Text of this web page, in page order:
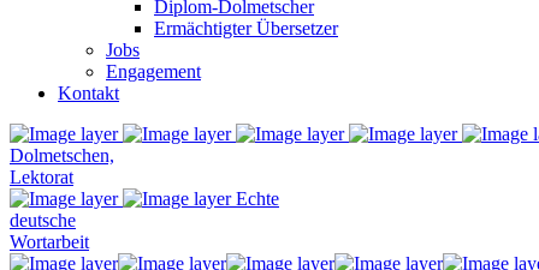
Diplom-Dolmetscher
Ermächtigter Übersetzer
Jobs
Engagement
Kontakt
Dolmetschen,
Lektorat
Echte
deutsche
Wortarbeit